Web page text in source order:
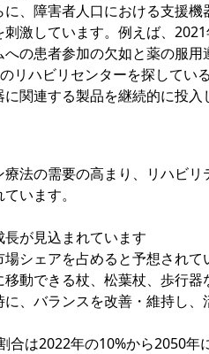
、障害者人口における支援
激しています。例えば、
の患者参加の欠如と薬の服用
ハビリセンターを探してい
関連する製品を継続的に投入
法の需要の高まり、リハビ
います。
が見込まれています
シェアを占めると予想され
動できる杖、松葉杖、歩行器
、バランスを改善・維持し
は2022年の10%から2050年